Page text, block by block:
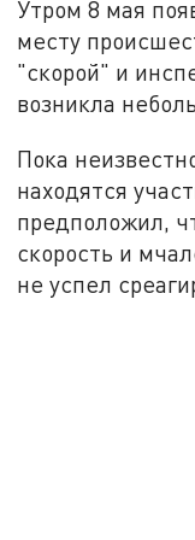
Утром 8 мая
месту
"скорой" и
возникла
Пока
находятся
предположил,
скорость и
не успел